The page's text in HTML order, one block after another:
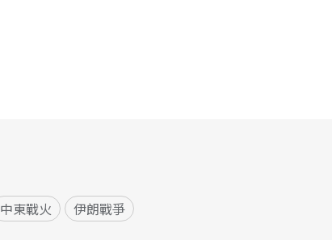
中東戰火 伊朗戰爭